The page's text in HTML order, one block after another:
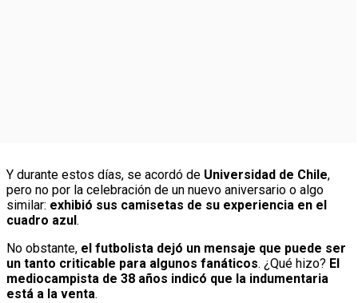
Y durante estos días, se acordó de Universidad de Chile,
pero no por la celebración de un nuevo aniversario o algo
similar: exhibió sus camisetas de su experiencia en el
cuadro azul .
No obstante, el futbolista dejó un mensaje que puede ser
un tanto criticable para algunos fanáticos. ¿Qué hizo? El
mediocampista de 38 años indicó que la indumentaria
está a la venta.